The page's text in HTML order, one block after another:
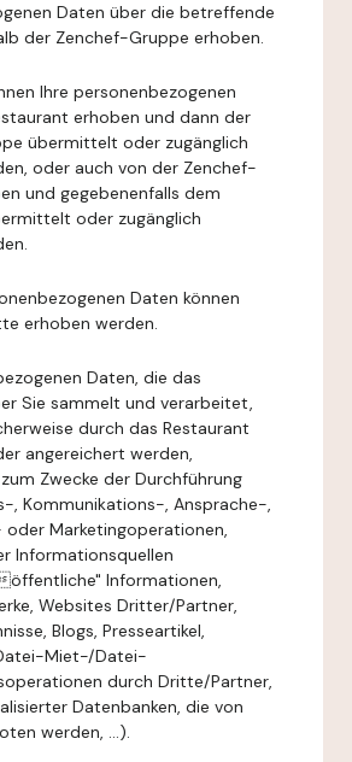
Daten über die betreffende
der Zenchef-Gruppe erhoben.
Ihre personenbezogenen
erhoben und dann der
übermittelt oder zugänglich
oder auch von der Zenchef-
und gegebenenfalls dem
oder zugänglich
Daten können
erhoben werden.
Daten, die das
Sie sammelt und verarbeitet,
durch das Restaurant
angereichert werden,
Zwecke der Durchführung
, Kommunikations-, Ansprache-,
Marketingoperationen,
Informationsquellen
öffentliche" Informationen,
Websites Dritter/Partner,
Blogs, Presseartikel,
Miet-/Datei-
durch Dritte/Partner,
Datenbanken, die von
werden, ...).